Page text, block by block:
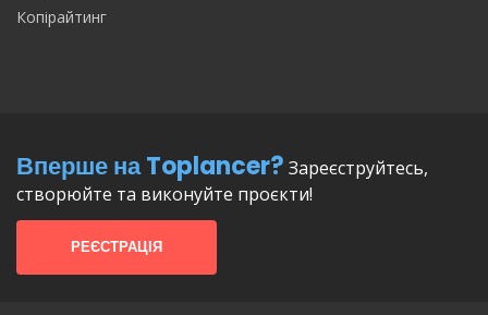
Копірайтинг
Вперше на Toplancer? Зареєструйтесь,
створюйте та виконуйте проєкти!
РЕЄСТРАЦІЯ